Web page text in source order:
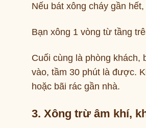
Nếu bát xông cháy gần
Bạn xông 1 vòng từ tầng
Cuối cùng là phòng khách,
vào, tầm 30 phút là được.
hoặc bãi rác gần nhà.
3. Xông trừ âm khí,